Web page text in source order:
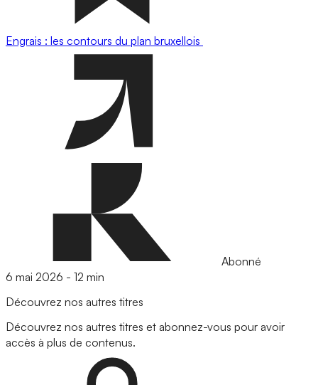
Engrais : les contours du plan bruxellois
Abonné
6 mai 2026 - 12 min
Découvrez nos autres titres
Découvrez nos autres titres et abonnez-vous pour avoir
accès à plus de contenus.